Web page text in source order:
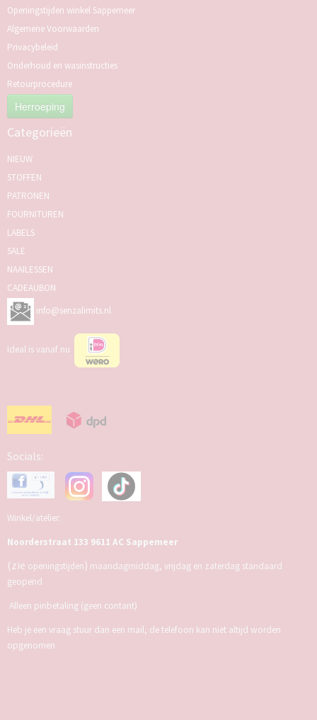
Openingstijden winkel Sappemeer
Algemene Voorwaarden
Privacybeleid
Onderhoud en wasinstructies
Retourprocedure
Herroeping
Categorieën
NIEUW
STOFFEN
PATRONEN
FOURNITUREN
LABELS
SALE
NAAILESSEN
CADEAUBON
info@senzalimits.nl
Ideal is vanaf nu
Socials:
Winkel/atelier:
Noorderstraat 133 9611 AC Sappemeer
(zie openingstijden) maandagmiddag, vrijdag en zaterdag standaard
geopend
Alleen pinbetaling (geen contant)
Heb je een vraag stuur dan een mail, de telefoon kan niet altijd worden
opgenomen